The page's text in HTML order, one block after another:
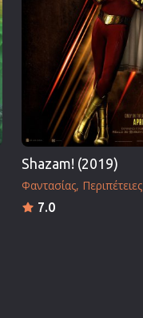
Shazam! (2019)
Φαντασίας Περιπέτειες
7.0